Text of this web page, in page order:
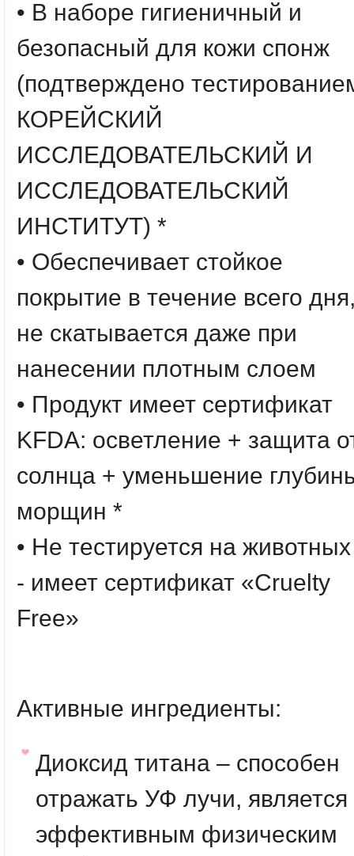
• В наборе гигиеничный и
безопасный для кожи спонж
(подтверждено
КОРЕЙСКИЙ
ИССЛЕДОВАТЕЛЬСКИЙ И
ИССЛЕДОВАТЕЛЬСКИЙ
ИНСТИТУТ) *
• Обеспечивает стойкое
покрытие в течение всего
не скатывается даже при
нанесении плотным слоем
• Продукт имеет сертификат
KFDA: осветление + защита
солнца + уменьшение
морщин *
• Не тестируется на животных
- имеет сертификат «Cruelty
Free»
Активные ингредиенты:
Диоксид титана – способен
отражать УФ лучи, является
эффективным физическим